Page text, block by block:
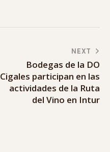
NEXT
Bodegas de la DO
Cigales participan en las
actividades de la Ruta
del Vino en Intur